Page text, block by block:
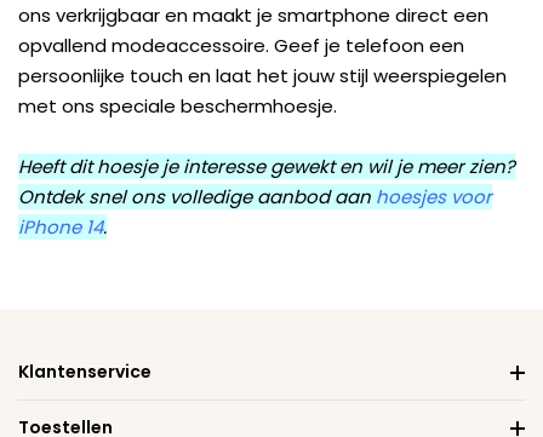
ons verkrijgbaar en maakt je smartphone direct een
opvallend modeaccessoire. Geef je telefoon een
persoonlijke touch en laat het jouw stijl weerspiegelen
met ons speciale beschermhoesje.
Heeft dit hoesje je interesse gewekt en wil je meer zien?
Ontdek snel ons volledige aanbod aan hoesjes voor
iPhone 14.
Klantenservice
Toestellen